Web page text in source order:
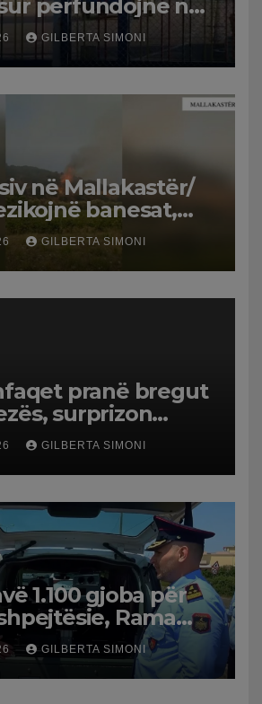
përfundojnë në
GILBERTA SIMONI
në Mallakastër/
banesat,
disa familje
GILBERTA SIMONI
pranë bregut
surprizon
dhe banorët
GILBERTA SIMONI
1.100 gjoba për
Rama
Kamerat e
shpejti në
GILBERTA SIMONI